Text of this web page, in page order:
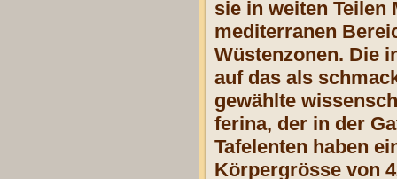
sie in weiten
mediterranen
Wüstenzonen. Die
auf das als
gewählte
ferina, der in der
Tafelenten haben
Körpergrösse von